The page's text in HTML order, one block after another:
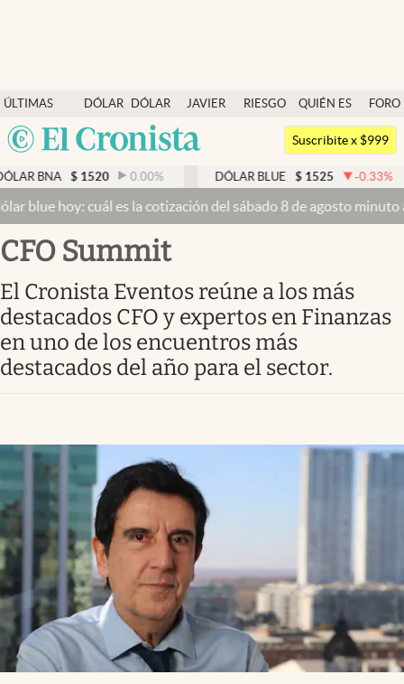
ÚLTIMAS
NOTICIAS
DÓLAR
DÓLAR
BLUE
JAVIER
RIESGO
QUIÉN ES
QUIÉN
FORO
Argentina
México
Dólar
Members
Economía y Política
Finanzas y Mercados
Mercados Online
Columnistas
Otras secciones
Apertura
Clase
Clima
Mundial 2026
Eventos Corporativos
El Cronista Studio
Mediakit
abre en nueva pestaña
Argentina
Suscribite x $999
0.00% DÓLAR BLUE $ 1525 -0.33% DÓLAR
es la cotización del sábado 8 de agosto minuto a minuto
CFO Summit
El Cronista Eventos reúne a los más
destacados CFO y expertos en Finanzas
en uno de los encuentros más
destacados del año para el sector.